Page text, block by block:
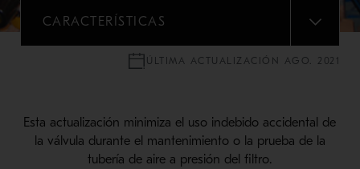
CARACTERÍSTICAS
MENU
ÚLTIMA ACTUALIZACIÓN AGO. 2021
Esta actualización minimiza el uso indebido accidental de
la válvula durante el mantenimiento o la prueba de la
tubería de aire a presión del filtro.